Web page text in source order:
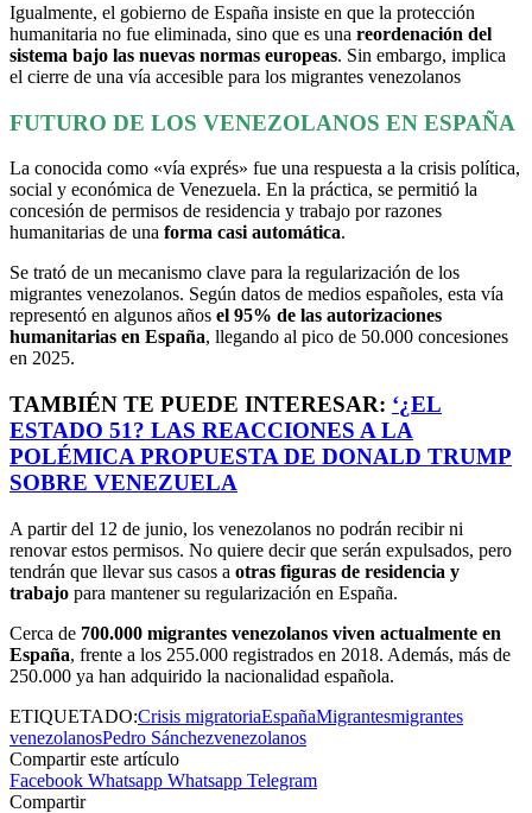
Igualmente, el gobierno de España insiste en que la protección
humanitaria no fue eliminada, sino que es una reordenación del
sistema bajo las nuevas normas europeas. Sin embargo, implica
el cierre de una vía accesible para los migrantes venezolanos
FUTURO DE LOS VENEZOLANOS EN ESPAÑA
La conocida como «vía exprés» fue una respuesta a la crisis política,
social y económica de Venezuela. En la práctica, se permitió la
concesión de permisos de residencia y trabajo por razones
humanitarias de una forma casi automática.
Se trató de un mecanismo clave para la regularización de los
migrantes venezolanos. Según datos de medios españoles, esta vía
representó en algunos años el 95% de las autorizaciones
humanitarias en España, llegando al pico de 50.000 concesiones
en 2025.
TAMBIÉN TE PUEDE INTERESAR: ‘¿EL
ESTADO 51? LAS REACCIONES A LA
POLÉMICA PROPUESTA DE DONALD TRUMP
SOBRE VENEZUELA
A partir del 12 de junio, los venezolanos no podrán recibir ni
renovar estos permisos. No quiere decir que serán expulsados, pero
tendrán que llevar sus casos a otras figuras de residencia y
trabajo para mantener su regularización en España.
Cerca de 700.000 migrantes venezolanos viven actualmente en
España, frente a los 255.000 registrados en 2018. Además, más de
250.000 ya han adquirido la nacionalidad española.
ETIQUETADO:Crisis migratoriaEspañaMigrantesmigrantes
venezolanosPedro Sánchezvenezolanos
Compartir este artículo
Facebook Whatsapp Whatsapp Telegram
Compartir